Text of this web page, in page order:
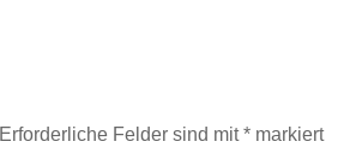
Erforderliche Felder sind mit* markiert